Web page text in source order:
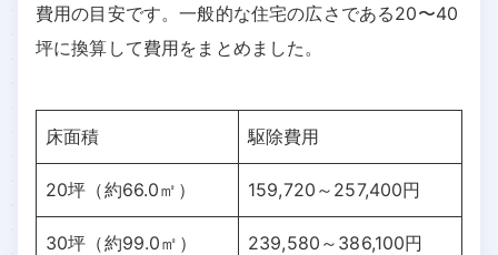
費用の目安です。一般的な住宅の広さである20〜40
坪に換算して費用をまとめました。
床面積 駆除費用
20坪（約66.0㎡） 159,720～257,400円
30坪（約99.0㎡） 239,580～386,100円